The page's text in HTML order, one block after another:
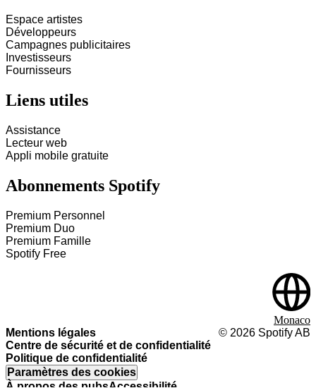
Espace artistes
Développeurs
Campagnes publicitaires
Investisseurs
Fournisseurs
Liens utiles
Assistance
Lecteur web
Appli mobile gratuite
Abonnements Spotify
Premium Personnel
Premium Duo
Premium Famille
Spotify Free
Mentions légales
Centre de sécurité et de confidentialité
Politique de confidentialité
Paramètres des cookies
© 2026 Spotify AB
Monaco